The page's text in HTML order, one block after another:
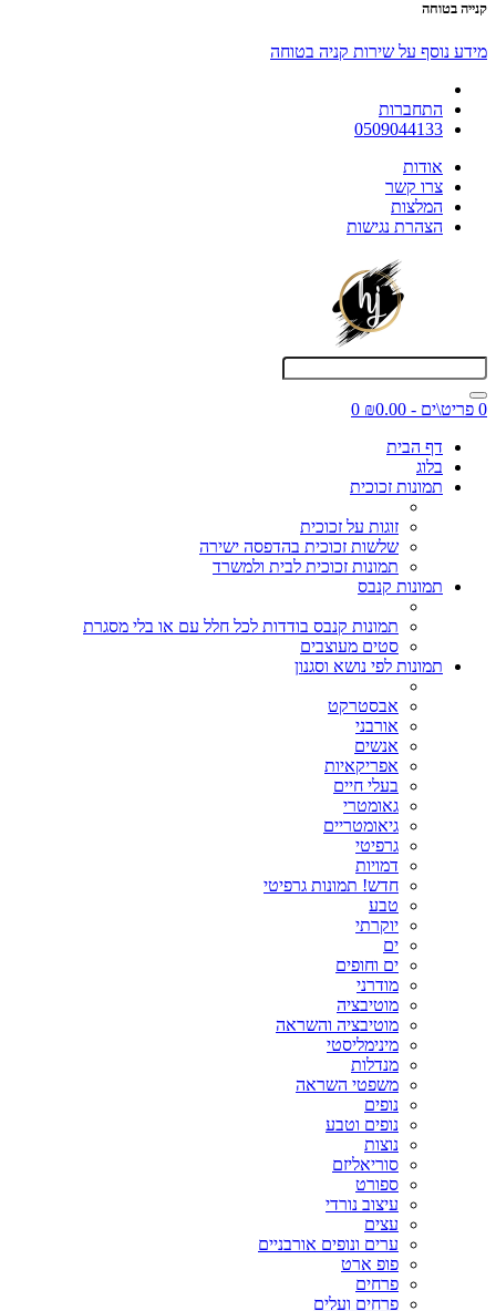
קנייה בטוחה
מידע נוסף על שירות קניה בטוחה
התחברות
0509044133
אודות
צרו קשר
המלצות
הצהרת נגישות
0 פריט\ים - ₪0.00
0
דף הבית
בלוג
תמונות זכוכית
זוגות על זכוכית
שלשות זכוכית בהדפסה ישירה
תמונות זכוכית לבית ולמשרד
תמונות קנבס
תמונות קנבס בודדות לכל חלל עם או בלי מסגרת
סטים מעוצבים
תמונות לפי נושא וסגנון
אבסטרקט
אורבני
אנשים
אפריקאיות
בעלי חיים
גאומטרי
גיאומטריים
גרפיטי
דמויות
חדש! תמונות גרפיטי
טבע
יוקרתי
ים
ים וחופים
מודרני
מוטיבציה
מוטיבציה והשראה
מינימליסטי
מנדלות
משפטי השראה
נופים
נופים וטבע
נוצות
סוריאליזם
ספורט
עיצוב נורדי
עצים
ערים ונופים אורבניים
פופ ארט
פרחים
פרחים ועלים